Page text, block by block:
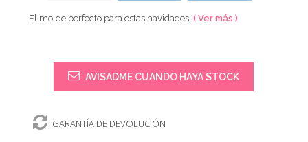
El molde perfecto para estas navidades!( Ver más )
AVISADME CUANDO HAYA STOCK
GARANTÍA DE DEVOLUCIÓN